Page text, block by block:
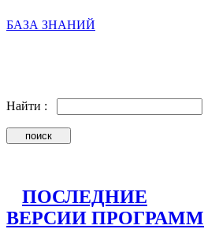
БАЗА ЗНАНИЙ
Найти :
ПОСЛЕДНИЕ
ВЕРСИИ ПРОГРАММ